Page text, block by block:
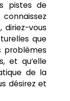
pistes de
diriez-vous
que
problèmes
et qu’elle
de la
désirez et